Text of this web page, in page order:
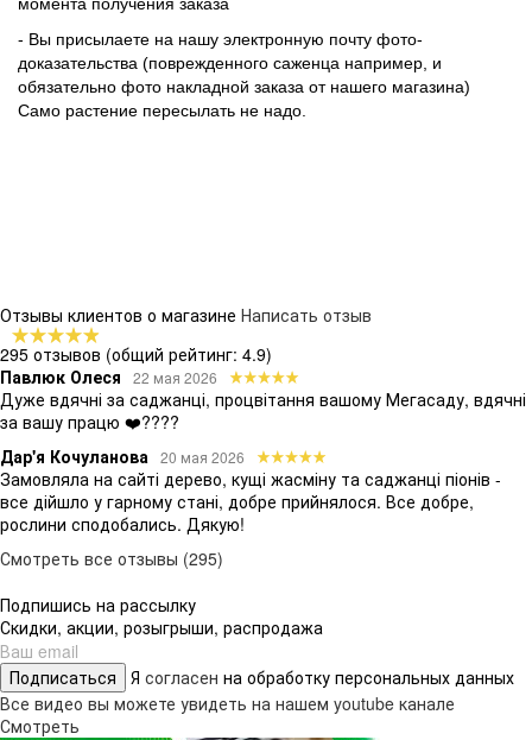
- Вы присылаете на нашу электронную почту фото-
доказательства (поврежденного саженца например, и
обязательно фото накладной заказа от нашего магазина)
Само растение пересылать не надо.
Отзывы клиентов о магазине Написать отзыв
295 отзывов (общий рейтинг: 4.9)
Павлюк Олеся
22 мая 2026
Дуже вдячні за саджанці, процвітання вашому Мегасаду, вдячні
за вашу працю ❤️????
Дар'я Кочуланова 20 мая 2026
Замовляла на сайті дерево, кущі жасміну та саджанці піонів -
все дійшло у гарному стані, добре прийнялося. Все добре,
рослини сподобались. Дякую!
Смотреть все отзывы (295)
Подпишись на рассылку
Скидки, акции, розыгрыши, распродажа
Подписаться Я согласен на обработку персональных данных
Все видео вы можете увидеть на нашем youtube канале
Смотреть